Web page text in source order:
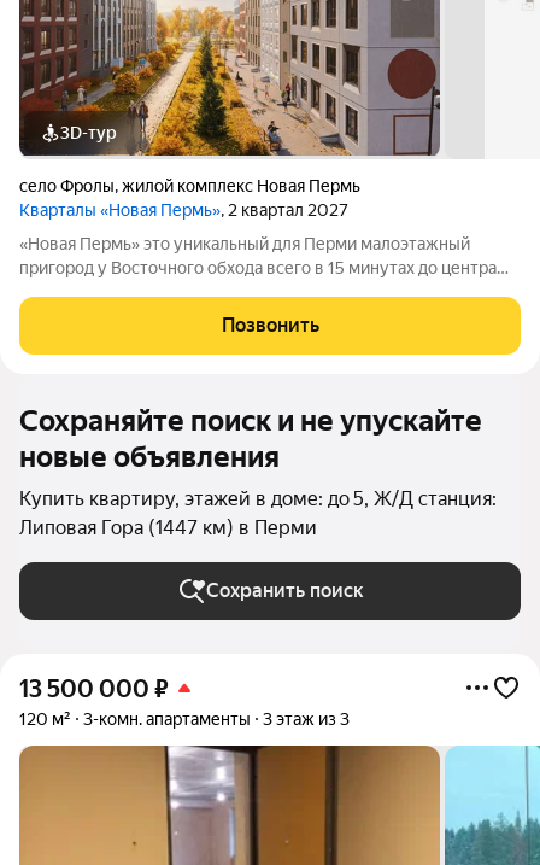
3D-тур
село Фролы,жилой комплекс Новая Пермь
Кварталы «Новая Пермь», 2 квартал 2027
«Новая Пермь» это уникальный для Перми малоэтажный
пригород у Восточного обхода всего в 15 минутах до центра
государственной программы КРТ. Сочетает в себе
преимущества загородной жизни с комфортом
Позвонить
Сохраняйте поиск и не упускайте
новые объявления
Купить квартиру, этажей в доме: до 5, Ж/Д станция:
Липовая Гора (1447 км) в Перми
Сохранить поиск
13 500 000 ₽
120 м² 3-комн. апартаменты 3 этаж из 3